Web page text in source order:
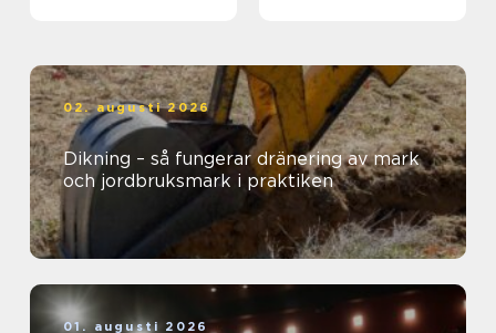
02. augusti 2026
Dikning – så fungerar dränering av mark
och jordbruksmark i praktiken
01. augusti 2026